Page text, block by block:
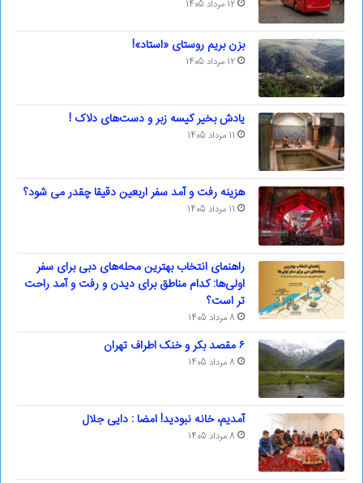
12 مرداد 1405
بزن بریم روستای «استاد»!
12 مرداد 1405
یادش بخیر کیسه‌ زبر و دست‌های دلاک !
11 مرداد 1405
هزینه رفت و آمد سفر اربعین دقیقا چقدر می شود؟
11 مرداد 1405
راهنمای انتخاب بهترین محله‌های دبی برای سفر
اولی‌ها: کدام مناطق برای دیدن و رفت و آمد راحت
تر است؟
8 مرداد 1405
۶ مقصد بکر و خنک اطراف تهران
8 مرداد 1405
آمدیم، خانه نبودید! امضا : دایی جلال
8 مرداد 1405